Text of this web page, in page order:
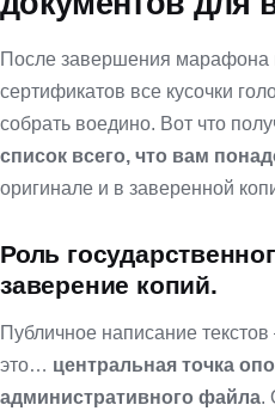
После завершения марафона
сертификатов все кусочки
собрать воедино. Вот что
список всего, что вам
оригинале и в заверенной
Роль
заверение копий.
Публичное написание
это… центральная точка
административного файла.